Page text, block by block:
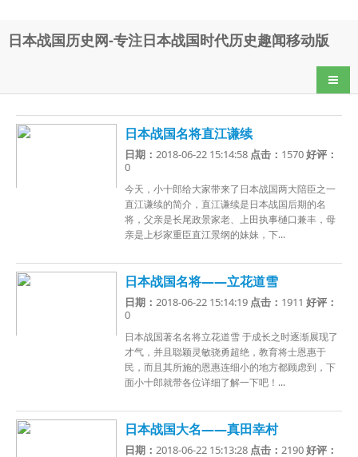
日本战国历史网-专注日本战国时代历史趣闻移动版
导航
日本战国名将直江谦续
日期： 2018-06-22 15:14:58 点击： 1570好评：
0
今天，小十郎给大家带来了日本战国两大陪臣之一
直江谦续的简介，直江谦续是日本战国后期的名
将，父亲是长尾政景家老、上田执事樋口兼丰，母
亲是上杉家重臣直江景纲的妹妹，下...
日本战国名将——立花道雪
日期： 2018-06-22 15:14:19 点击： 1911好评：
0
日本战国著名名将立花道雪 于成长之时逐渐展现了
才气，并且聪颖灵敏骁勇超绝，教育将士恩惠于
民，而且其所施的恩惠连细小的地方都顾虑到，下
面小十郎就带各位详细了解一下吧！...
日本战国大名——真田幸村
日期： 2018-06-22 15:13:28 点击： 2190好评：